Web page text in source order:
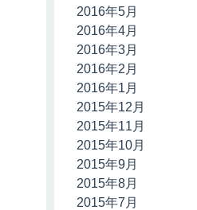
2016年5月
2016年4月
2016年3月
2016年2月
2016年1月
2015年12月
2015年11月
2015年10月
2015年9月
2015年8月
2015年7月